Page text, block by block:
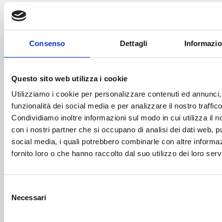
Consenso Dettagli
Questo sito web utilizza i cookie
Utilizziamo i cookie per personalizzare contenuti ed
funzionalità dei social media e per analizzare il nostro
Condividiamo inoltre informazioni sul modo in cui utilizza il
con i nostri partner che si occupano di analisi dei dati web,
social media, i quali potrebbero combinarle con altre
fornito loro o che hanno raccolto dal suo utilizzo dei loro
delNecessari
Fashion
Fotovoltaico
Gastronomia
Giustizia e sicurezza
Green economy
Inclusione Sociale e Solidarietà